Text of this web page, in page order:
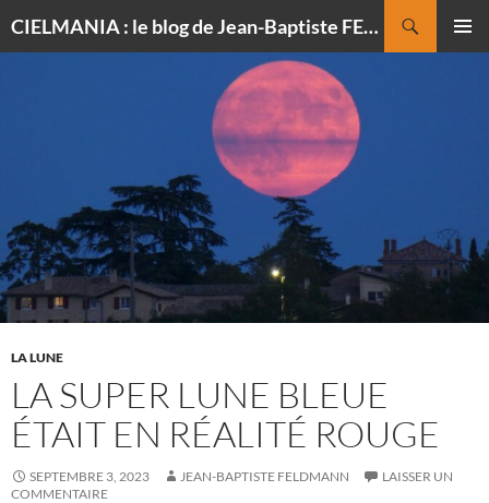
CIELMANIA : le blog de Jean-Baptiste FELDMANN, photographe du ciel
LA LUNE
LA SUPER LUNE BLEUE
ÉTAIT EN RÉALITÉ ROUGE
SEPTEMBRE 3, 2023 JEAN-BAPTISTE FELDMANN
LAISSER UN
COMMENTAIRE